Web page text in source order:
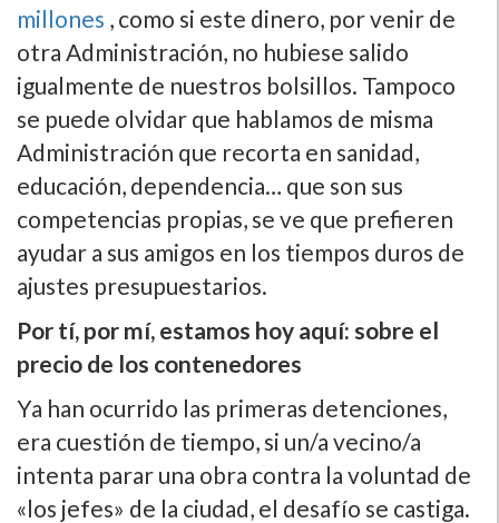
millones , como si este dinero, por venir de
otra Administración, no hubiese salido
igualmente de nuestros bolsillos. Tampoco
se puede olvidar que hablamos de misma
Administración que recorta en sanidad,
educación, dependencia… que son sus
competencias propias, se ve que prefieren
ayudar a sus amigos en los tiempos duros de
ajustes presupuestarios.
Por tí­, por mí­, estamos hoy aquí­: sobre el
precio de los contenedores
Ya han ocurrido las primeras detenciones,
era cuestión de tiempo, si un/a vecino/a
intenta parar una obra contra la voluntad de
«los jefes» de la ciudad, el desafí­o se castiga.